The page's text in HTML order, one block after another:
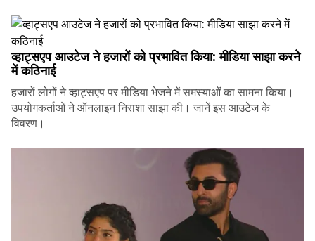
व्हाट्सएप आउटेज ने हजारों को प्रभावित किया: मीडिया साझा करने
में कठिनाई
हजारों लोगों ने व्हाट्सएप पर मीडिया भेजने में समस्याओं का सामना किया।
उपयोगकर्ताओं ने ऑनलाइन निराशा साझा की। जानें इस आउटेज के
विवरण।